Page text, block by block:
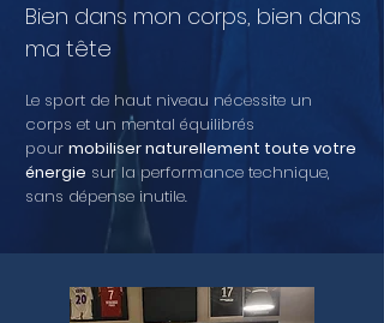
Bien dans mon corps, bien dans
ma tête​
Le sport de haut niveau nécessite un
corps et un mental équilibrés
pour mobiliser naturellement toute votre
énergie sur la performance technique,
sans dépense inutile.